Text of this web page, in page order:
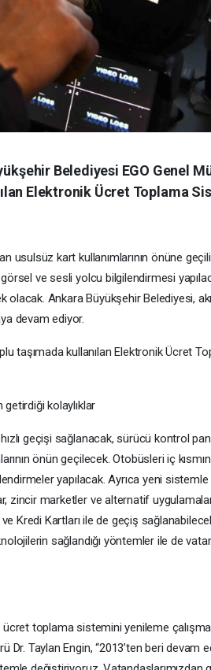
Belediyesi EGO Genel
Elektronik Ücret Toplama
usulsüz kart kullanımlarının önüne
ve sesli yolcu bilgilendirmesi
Ankara Büyükşehir Belediyesi,
devam ediyor.
taşımada kullanılan Elektronik Ücret
kolaylıklar
geçişi sağlanacak, sürücü kontrol
önün geçilecek. Otobüsleri iç
yapılacak. Ayrıca yeni
zincir marketler ve alternatif
Kredi Kartları ile de geçiş
sağlandığı yöntemler ile de
toplama sistemini yenileme
Dr. Taylan Engin, “2013’ten beri